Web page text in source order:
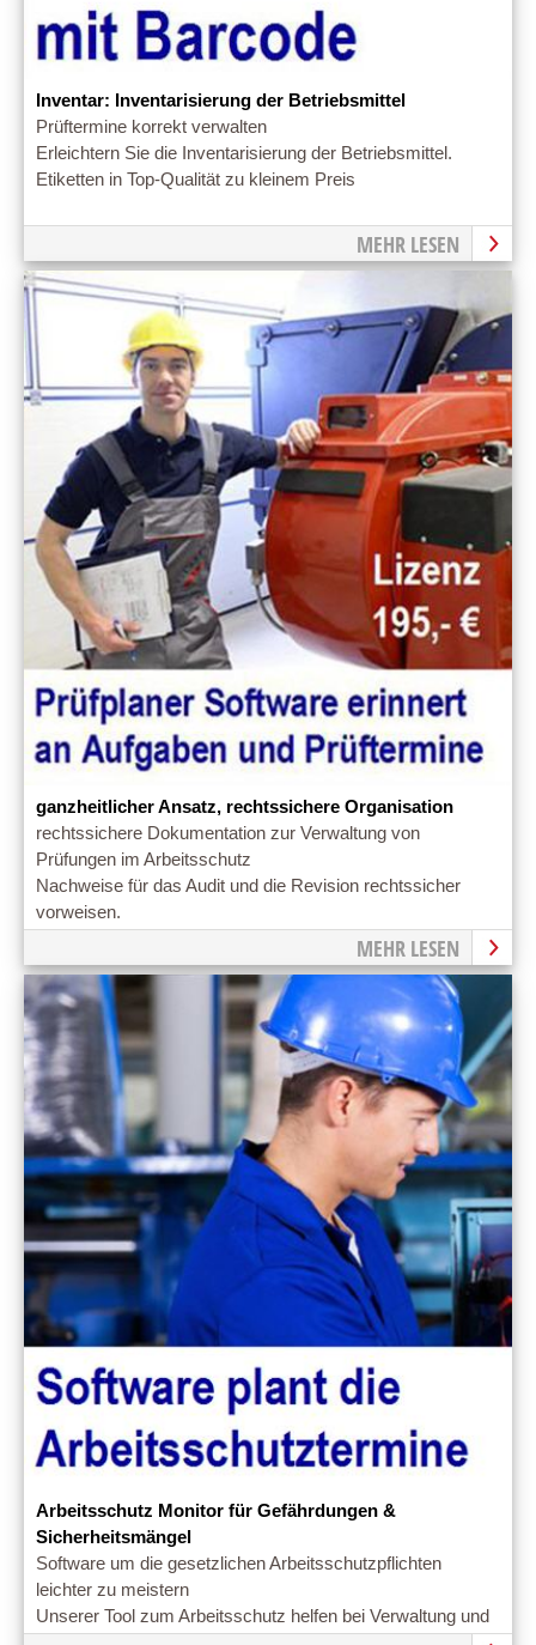
Inventar: Inventarisierung der Betriebsmittel
Prüftermine korrekt verwalten
Erleichtern Sie die Inventarisierung der Betriebsmittel.
Etiketten in Top-Qualität zu kleinem Preis
MEHR LESEN
ganzheitlicher Ansatz, rechtssichere Organisation
rechtssichere Dokumentation zur Verwaltung von
Prüfungen im Arbeitsschutz
Nachweise für das Audit und die Revision rechtssicher
vorweisen.
MEHR LESEN
Arbeitsschutz Monitor für Gefährdungen &
Sicherheitsmängel
Software um die gesetzlichen Arbeitsschutzpflichten
leichter zu meistern
Unserer Tool zum Arbeitsschutz helfen bei Verwaltung und